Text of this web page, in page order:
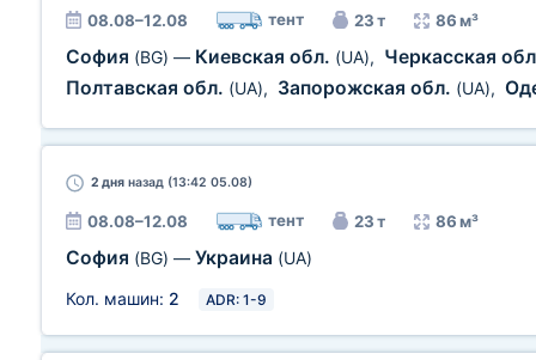
08.08–12.08 тент 23 т 86 м³
София (BG) — Киевская обл. (UA), Черкасская
Полтавская обл. (UA), Запорожская обл. (UA),
2 дня назад (13:42 05.08)
08.08–12.08 тент 23 т 86 м³
София (BG) — Украина (UA)
Кол. машин: 2 ADR: 1-9